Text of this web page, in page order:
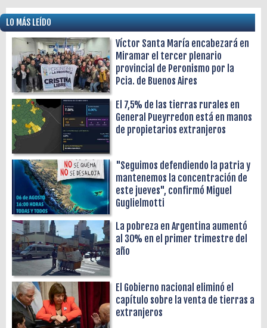
LO MÁS LEÍDO
Víctor Santa María encabezará en
Miramar el tercer plenario
provincial de Peronismo por la
Pcia. de Buenos Aires
El 7,5% de las tierras rurales en
General Pueyrredon está en manos
de propietarios extranjeros
"Seguimos defendiendo la patria y
mantenemos la concentración de
este jueves", confirmó Miguel
Guglielmotti
La pobreza en Argentina aumentó
al 30% en el primer trimestre del
año
El Gobierno nacional eliminó el
capítulo sobre la venta de tierras a
extranjeros